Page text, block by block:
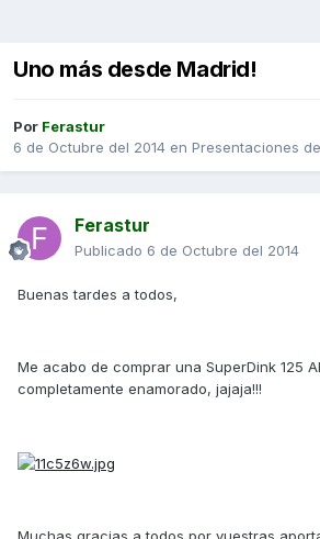
Uno más desde Madrid!
Por Ferastur
6 de Octubre del 2014 en Presentaciones
Ferastur
Publicado 6 de Octubre del 2014
Buenas tardes a todos,
Me acabo de comprar una SuperDink 125
completamente enamorado, jajaja!!!